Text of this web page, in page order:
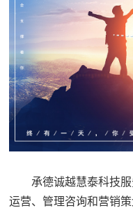
承德诚越慧泰科技
运营、管理咨询和营销